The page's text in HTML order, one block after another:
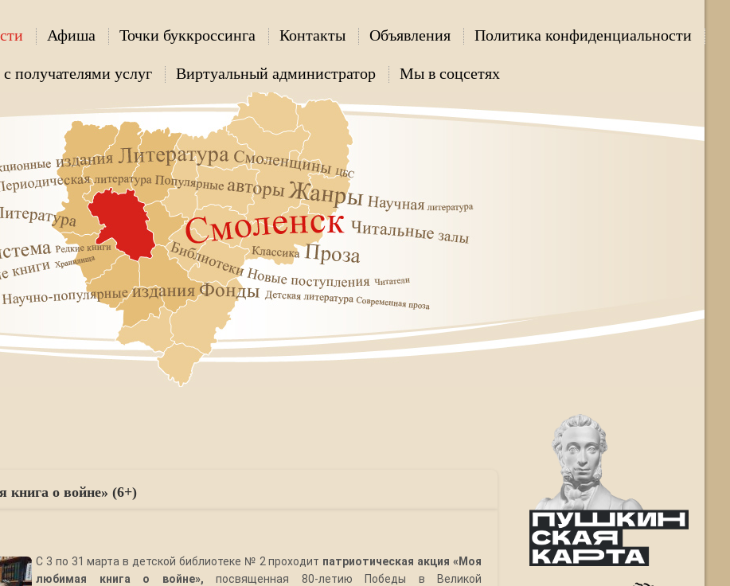
Афиша Точки буккроссинга Контакты Объявления Политика конфиденциальности
получателями услуг Виртуальный администратор Мы в соцсетях
о войне» (6+)
С 3 по 31 марта в детской библиотеке № 2 проходит патриотическая акция «Моя
любимая книга о войне», посвященная 80-летию Победы в Великой